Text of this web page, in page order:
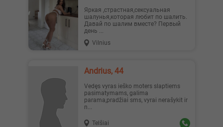
Яркая ,страстная,сексуальная
шалунья,которая любит по шалить.
Давай по шалим вместе? Первый
день ...
Vilnius
Andrius, 44
Vedęs vyras ieško moters slaptiems
pasimatymams, galima
parama,pradžiai sms, vyrai nerašykit ir
n...
Telšiai